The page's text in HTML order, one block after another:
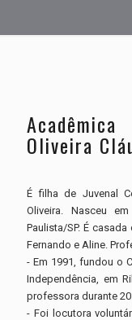
Oliveira
É filha de Juvenal
Oliveira. Nasceu
Paulista/SP. É
Fernando e Aline.
- Em 1991, fundou o
Independência, em
professora durante
- Foi locutora